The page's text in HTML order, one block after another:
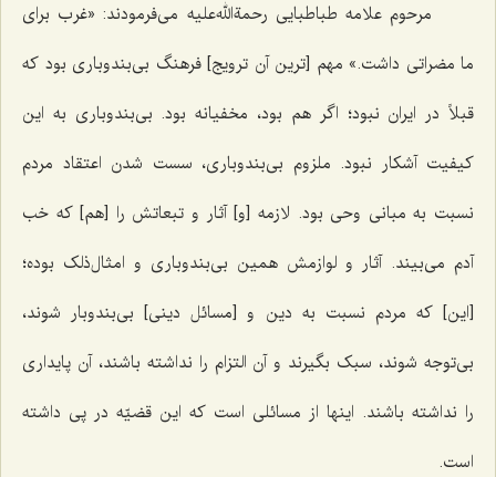
مرحوم علامه طباطبایی رحمةالله‌علیه می‌فرمودند: «غرب برای
ما مضراتی داشت.» مهم ‌[ترین آن ترویج] فرهنگ بی‌بندوباری بود که
قبلاً در ایران نبود؛ اگر هم بود، مخفیانه بود. بی‌بندوباری به این
کیفیت آشکار نبود. ملزوم بی‌بندوباری، سست شدن اعتقاد مردم
نسبت به مبانی وحی بود. لازمه [و] آثار و تبعاتش را [هم] که خب
آدم می‌بیند. آثار و لوازمش همین بی‌بندوباری و امثال‌ذلک بوده؛
[این] که مردم نسبت به دین و [مسائل دینی] بی‌بندوبار شوند،
بی‌توجه شوند، سبک بگیرند و آن التزام را نداشته باشند، آن پایداری
را نداشته باشند. اینها از مسائلی است که این قضیّه در پی داشته
است.